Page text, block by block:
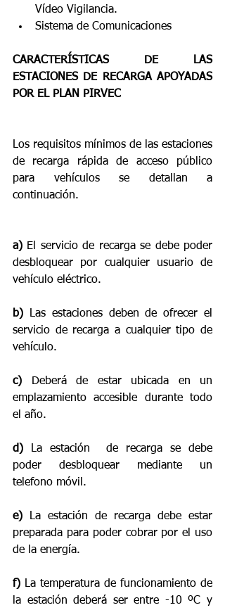
Vídeo Vigilancia.
Sistema de Comunicaciones
CARACTERÍSTICAS DE LAS
ESTACIONES DE RECARGA APOYADAS
POR EL PLAN PIRVEC
Los requisitos mínimos de las estaciones
de recarga rápida de acceso público
para vehículos se detallan a
continuación.
a) El servicio de recarga se debe poder
desbloquear por cualquier usuario de
vehículo eléctrico.
b) Las estaciones deben de ofrecer el
servicio de recarga a cualquier tipo de
vehículo.
c) Deberá de estar ubicada en un
emplazamiento accesible durante todo
el año.
d) La estación  de recarga se debe
poder desbloquear mediante un
telefono móvil.
e) La estación de recarga debe estar
preparada para poder cobrar por el uso
de la energía.
f) La temperatura de funcionamiento de
la estación deberá ser entre -10 ºC y